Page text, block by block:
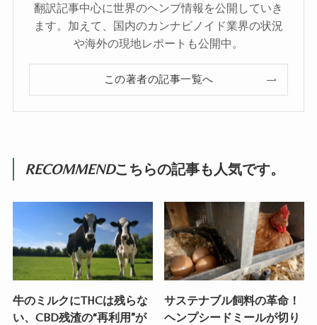
翻訳記事中心に世界のヘンプ情報を公開していき
ます。加えて、国内のカンナビノイド業界の状況
や海外の現地レポートも公開中。
この著者の記事一覧へ
RECOMMENDこちらの記事も人気です。
牛のミルクにTHCは残らな
い、CBD残渣の“再利用”が
サステナブル飼料の革命！
ヘンプシードミールが切り